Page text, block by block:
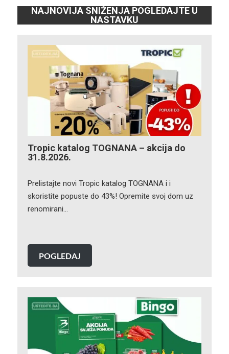
NAJNOVIJA SNIŽENJA POGLEDAJTE U
NASTAVKU
Tropic katalog TOGNANA – akcija do
31.8.2026.
Prelistajte novi Tropic katalog TOGNANA i i
skoristite popuste do 43%! Opremite svoj dom uz
renomirani…
POGLEDAJ